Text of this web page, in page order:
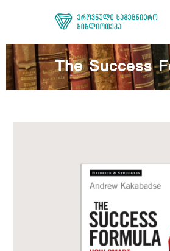
The Success
ᲑᲘᲑᲚᲘᲝᲗᲔᲙᲐ
ᲦᲘᲐ ᲛᲔᲪᲜᲘᲔᲠᲔᲑᲐ
ᲓᲝᲜᲐᲪᲘᲐ